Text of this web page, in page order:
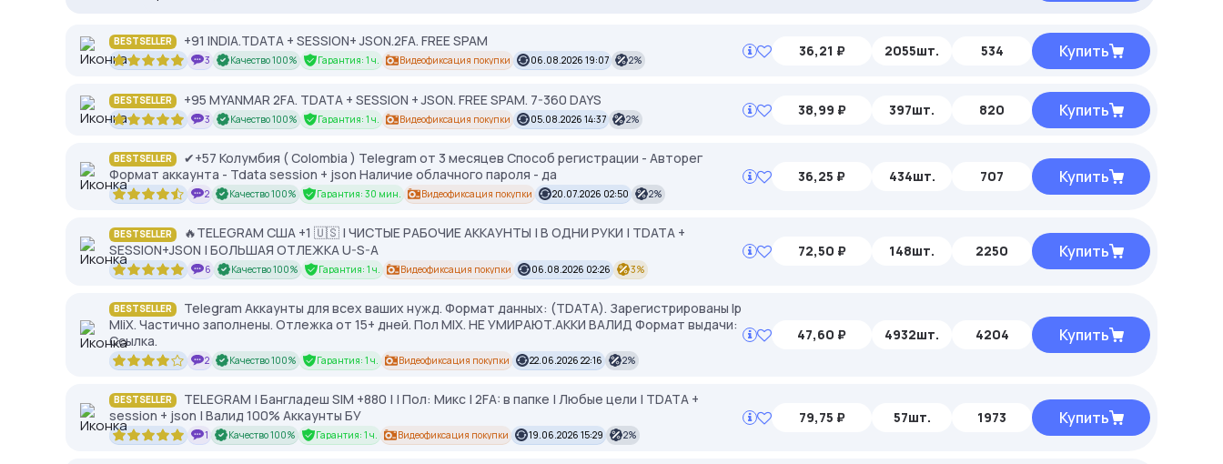
BESTSELLER +91 INDIA.TDATA + SESSION+ JSON.2FA. FREE SPAM
3 Качество 100% Гарантия: 1 ч. Видеофиксация покупки 06.08.2026 19:07 2%
36,21 ₽ 2055шт. 534 Купить
BESTSELLER +95 MYANMAR 2FA. TDATA + SESSION + JSON. FREE SPAM. 7-360 DAYS
3 Качество 100% Гарантия: 1 ч. Видеофиксация покупки 05.08.2026 14:37 2%
38,99 ₽ 397шт. 820 Купить
BESTSELLER
✔+57 Колумбия ( Colombia ) Telegram от 3 месяцев Способ регистрации - Авторег
Формат аккаунта - Tdata session + json Наличие облачного пароля - да
2 Качество 100% Гарантия: 30 мин. Видеофиксация покупки 20.07.2026 02:50 2%
36,25 ₽ 434шт. 707 Купить
BESTSELLER
🔥TELEGRAM США +1 🇺🇸 | ЧИСТЫЕ РАБОЧИЕ АККАУНТЫ | В ОДНИ РУКИ | TDATA +
SESSION+JSON | БОЛЬШАЯ ОТЛЕЖКА U-S-A
6 Качество 100% Гарантия: 1 ч. Видеофиксация покупки 06.08.2026 02:26 3%
72,50 ₽ 148шт. 2250 Купить
BESTSELLER
Telegram Аккаунты для всех ваших нужд. Формат данных: (TDATA). Зарегистрированы Ip
MIiX. Частично заполнены. Отлежка от 15+ дней. Пол MIX. НЕ УМИРАЮТ.АККИ ВАЛИД Формат выдачи:
Ссылка.
2 Качество 100% Гарантия: 1 ч. Видеофиксация покупки 22.06.2026 22:16 2%
47,60 ₽ 4932шт. 4204 Купить
BESTSELLER
TELEGRAM | Бангладеш SIM +880 | | Пол: Микс | 2FA: в папке | Любые цели | TDATA +
session + json | Валид 100% Аккаунты БУ
1 Качество 100% Гарантия: 1 ч. Видеофиксация покупки 19.06.2026 15:29 2%
79,75 ₽ 57шт. 1973 Купить